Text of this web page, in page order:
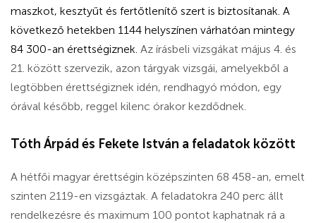
maszkot, kesztyűt és fertőtlenítő szert is biztosítanak. A
következő hetekben 1144 helyszínen várhatóan mintegy
84 300-an érettségiznek. Az írásbeli vizsgákat május 4. és
21. között szervezik, azon tárgyak vizsgái, amelyekből a
legtöbben érettségiznek idén, rendhagyó módon, egy
órával később, reggel kilenc órakor kezdődnek.
Tóth Árpád és Fekete István a feladatok között
A hétfői magyar érettségin középszinten 68 458-an, emelt
szinten 2119-en vizsgáztak. A feladatokra 240 perc állt
rendelkezésre és maximum 100 pontot kaphatnak rá a